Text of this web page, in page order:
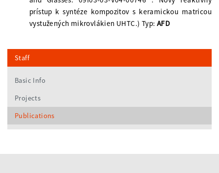
prístup k syntéze kompozitov s keramickou matricou
vystužených mikrovlákien UHTC.) Typ: AFD
Staff
Basic Info
Projects
Publications